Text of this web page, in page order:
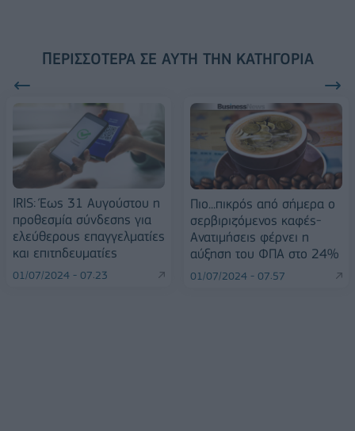
ΠΕΡΙΣΣΌΤΕΡΑ ΣΕ ΑΥΤΉ ΤΗΝ ΚΑΤΗΓΟΡΊΑ
IRIS: Έως 31 Αυγούστου η
προθεσμία σύνδεσης για
ελεύθερους επαγγελματίες
και επιτηδευματίες
01/07/2024 - 07:23
Πιο...πικρός από σήμερα ο
σερβιριζόμενος καφές-
Ανατιμήσεις φέρνει η
αύξηση του ΦΠΑ στο 24%
01/07/2024 - 07:57